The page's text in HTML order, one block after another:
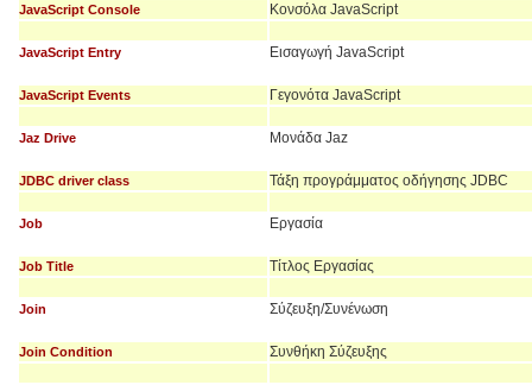
JavaScript Console Κονσόλα JavaScript
JavaScript Entry Εισαγωγή JavaScript
JavaScript Events Γεγονότα JavaScript
Jaz Drive Μονάδα Jaz
JDBC driver class Τάξη προγράμματος οδήγησης JDBC
Job Εργασία
Job Title Τίτλος Εργασίας
Join Σύζευξη/Συνένωση
Join Condition Συνθήκη Σύζευξης